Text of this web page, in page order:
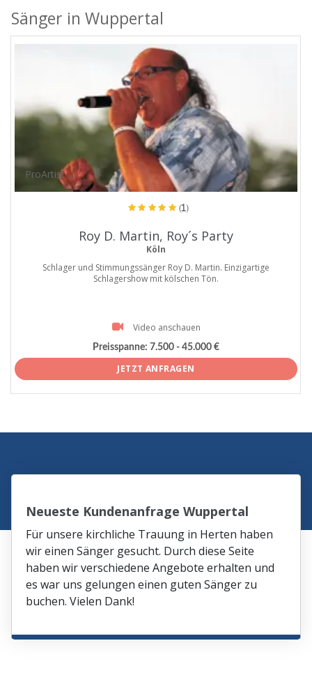
Sänger in Wuppertal
ProArtist
(1)
Roy D. Martin, Roy´s Party
Köln
Schlager und Stimmungssänger Roy D. Martin. Einzigartige
Schlagershow mit kölschen Tön.
Video anschauen
Preisspanne: 7.500 - 45.000 €
JETZT ANFRAGEN
Neueste Kundenanfrage Wuppertal
Für unsere kirchliche Trauung in Herten haben
wir einen Sänger gesucht. Durch diese Seite
haben wir verschiedene Angebote erhalten und
es war uns gelungen einen guten Sänger zu
buchen. Vielen Dank!